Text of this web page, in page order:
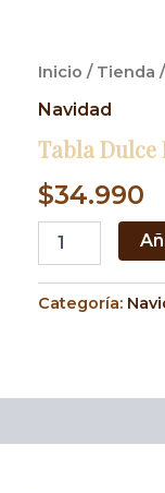
Inicio / Tienda /
Navidad
Tabla Dulce
$34.990
Tabla
Navidad
cantidad
Categoría: